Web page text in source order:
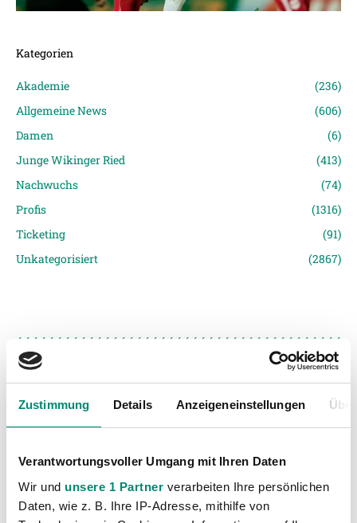
Zustimmung Details Anzeigeneinstellungen
Verantwortungsvoller Umgang mit Ihren Daten
Wir und unsere 1 Partner verarbeiten Ihre persönlichen
Daten, wie z. B. Ihre IP-Adresse, mithilfe von
Kategorien
Akademie
(236)
Allgemeine News
(606)
Damen
(6)
Junge Wikinger Ried
(413)
Nachwuchs
(74)
Profis
(1316)
Ticketing
(91)
Unkategorisiert
(2867)
VORIGER NEWSEINTRAG
ÖFB Cup – Auslosung 1. Runde (Termin fixiert!)
NÄCHSTER NEWSEINTRAG
Marcel Ziegl und Philipp Huspek für U19 Nationalmannschaft nomminiert!